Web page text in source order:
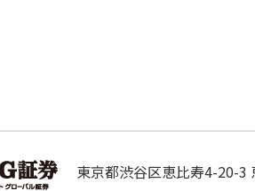
東京都渋谷区恵比寿4-20-3